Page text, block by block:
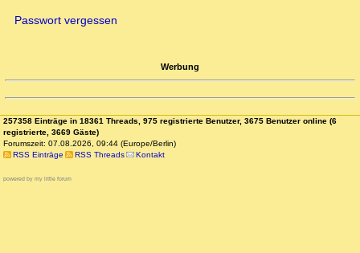
Passwort vergessen
Werbung
257358 Einträge in 18361 Threads, 975 registrierte Benutzer, 3675 Benutzer online (6
registrierte, 3669 Gäste)
Forumszeit: 07.08.2026, 09:44 (Europe/Berlin)
RSS Einträge
RSS Threads Kontakt
powered by my little forum